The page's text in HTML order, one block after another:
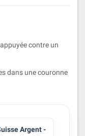
contre un
dans une couronne
Argent -